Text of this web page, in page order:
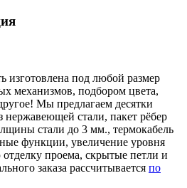
изготовлена под любой размер
механизмов, подбором цвета,
Мы предлагаем десятки
стали, пакет рёбер
стали до 3 мм., термокабель
функции, увеличение уровня
проема, скрытые петли и
заказа рассчитывается по